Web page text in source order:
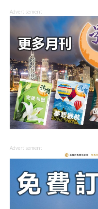
Advertisement
Advertisement